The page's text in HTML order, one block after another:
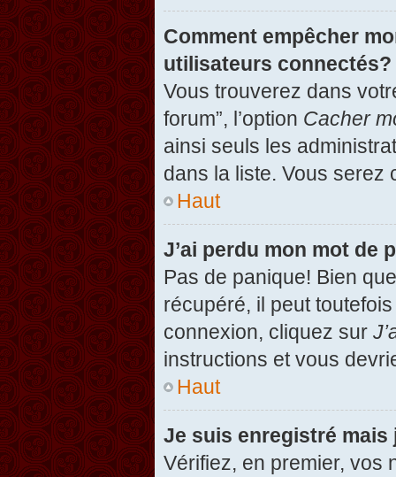
Comment empêcher
utilisateurs connectés?
Vous trouverez dans
forum”, l’option Cacher
ainsi seuls les
dans la liste. Vous serez
Haut
J’ai perdu mon mot de
Pas de panique! Bien
récupéré, il peut
connexion, cliquez sur
instructions et vous
Haut
Je suis enregistré mais
Vérifiez, en premier, vos